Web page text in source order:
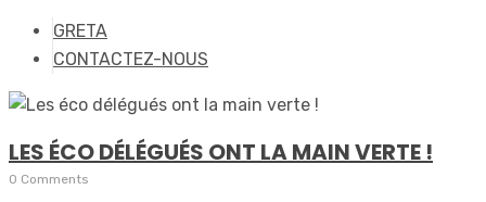
GRETA
CONTACTEZ-NOUS
LES ÉCO DÉLÉGUÉS ONT LA MAIN VERTE !
0 Comments